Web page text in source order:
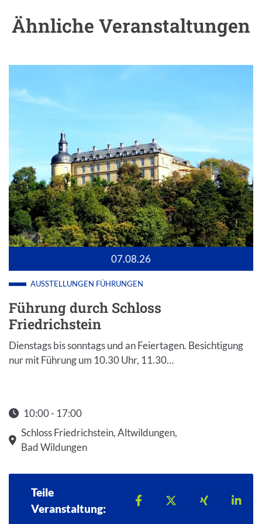
Ähnliche Veranstaltungen
07.08.26
AUSSTELLUNGEN FÜHRUNGEN
Führung durch Schloss
Friedrichstein
Dienstags bis sonntags und an Feiertagen. Besichtigung
nur mit Führung um 10.30 Uhr, 11.30…
10:00 - 17:00
Startzeit: 10:00
Schloss Friedrichstein, Altwildungen,
Bad Wildungen
Teile
Veranstaltung:
Teilen auf Facebook
Teilen auf X
Teilen auf